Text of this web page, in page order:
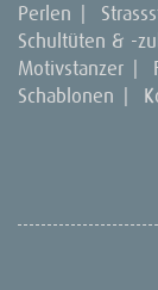
Perlen
Schultüten & -
Motivstanzer
Schablonen